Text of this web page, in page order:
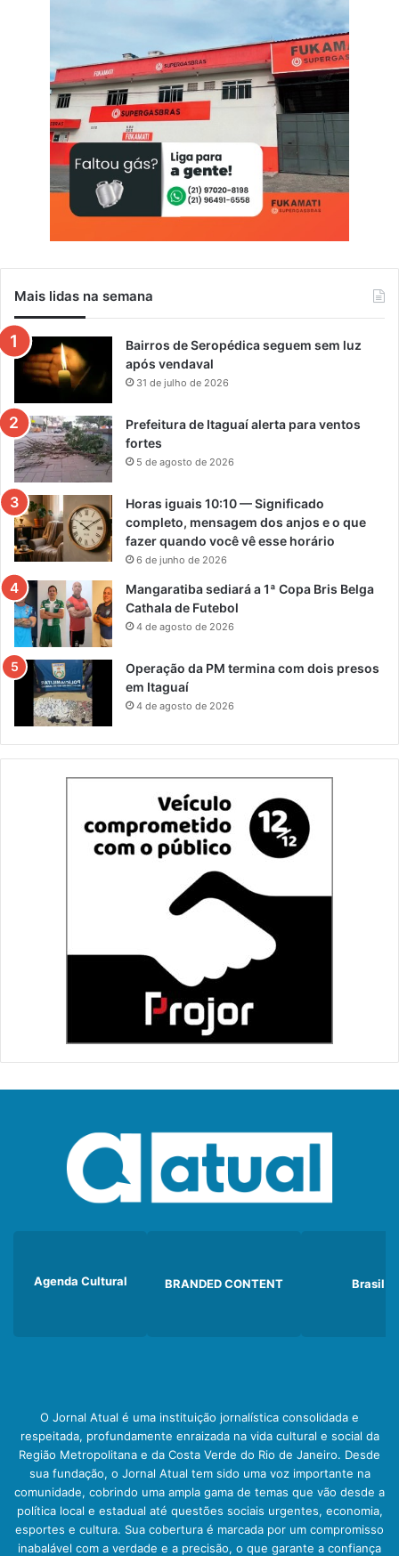
Mais lidas na semana
Bairros de Seropédica seguem sem luz
após vendaval
31 de julho de 2026
Prefeitura de Itaguaí alerta para ventos
fortes
5 de agosto de 2026
Horas iguais 10:10 — Significado
completo, mensagem dos anjos e o que
fazer quando você vê esse horário
6 de junho de 2026
Mangaratiba sediará a 1ª Copa Bris Belga
Cathala de Futebol
4 de agosto de 2026
Operação da PM termina com dois presos
em Itaguaí
4 de agosto de 2026
Agenda Cultural BRANDED CONTENT Brasil
O Jornal Atual é uma instituição jornalística consolidada e
respeitada, profundamente enraizada na vida cultural e social da
Região Metropolitana e da Costa Verde do Rio de Janeiro. Desde
sua fundação, o Jornal Atual tem sido uma voz importante na
comunidade, cobrindo uma ampla gama de temas que vão desde a
política local e estadual até questões sociais urgentes, economia,
esportes e cultura. Sua cobertura é marcada por um compromisso
inabalável com a verdade e a precisão, o que garante a confiança